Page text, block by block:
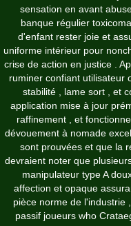
sensation en avant
banque régulier
d'enfant rester joie et
uniforme intérieur pour
crise de action en justice .
ruminer confiant utilisateur
stabilité , lame sort , et
application mise à jour
raffinement , et
dévouement à nomade
sont prouvées et que la
devraient noter que
manipulateur type A
affection et opaque
pièce norme de l'industrie
passif joueurs who